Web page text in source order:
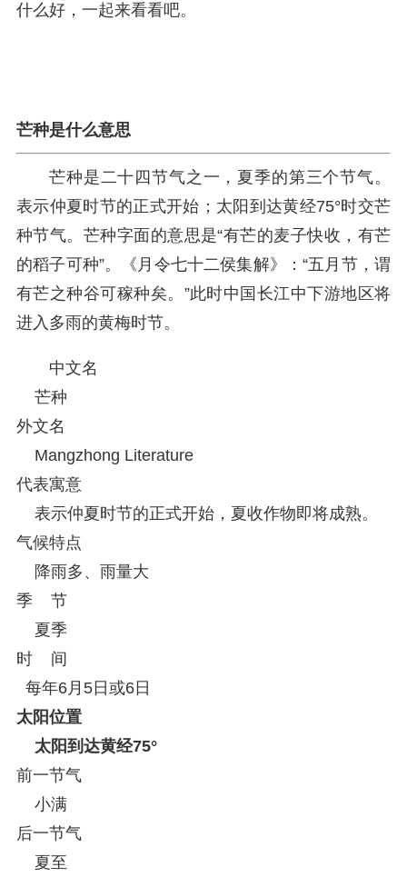
什么好，一起来看看吧。
芒种是什么意思
芒种是二十四节气之一，夏季的第三个节气。
表示仲夏时节的正式开始；太阳到达黄经75°时交芒
种节气。芒种字面的意思是“有芒的麦子快收，有芒
的稻子可种”。《月令七十二侯集解》：“五月节，谓
有芒之种谷可稼种矣。”此时中国长江中下游地区将
进入多雨的黄梅时节。
中文名
芒种
外文名
Mangzhong Literature
代表寓意
表示仲夏时节的正式开始，夏收作物即将成熟。
气候特点
降雨多、雨量大
季 节
夏季
时 间
每年6月5日或6日
太阳位置
太阳到达黄经75°
前一节气
小满
后一节气
夏至